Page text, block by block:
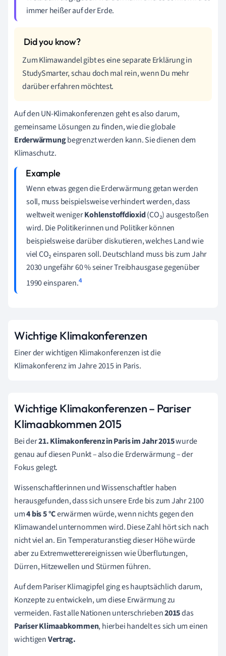
immer heißer auf der Erde.
Zum Klimawandel gibt es eine separate Erklärung in
StudySmarter, schau doch mal rein, wenn Du mehr
darüber erfahren möchtest.
Auf den UN-Klimakonferenzen geht es also darum,
gemeinsame Lösungen zu finden, wie die globale
Erderwärmungbegrenzt werden kann. Sie dienen dem
Klimaschutz.
Wenn etwas gegen die Erderwärmung getan werden
soll, muss beispielsweise verhindert werden, dass
weltweit wenigerKohlenstoffdioxid(CO₂) ausgestoßen
wird. Die Politikerinnen und Politiker können
beispielsweise darüber diskutieren, welches Land wie
viel CO₂ einsparen soll. Deutschland muss bis zum Jahr
2030 ungefähr 60 % seiner Treibhausgase gegenüber
1990 einsparen.4
Wichtige Klimakonferenzen
Einer der wichtigen Klimakonferenzen ist die
Klimakonferenz im Jahre 2015 in Paris.
Wichtige Klimakonferenzen – Pariser
Klimaabkommen 2015
Bei der21. Klimakonferenz in Paris im Jahr 2015wurde
genau auf diesen Punkt – also die Erderwärmung – der
Fokus gelegt.
Wissenschaftlerinnen und Wissenschaftler haben
herausgefunden, dass sich unsere Erde bis zum Jahr 2100
um4 bis 5 °Cerwärmen würde, wenn nichts gegen den
Klimawandel unternommen wird. Diese Zahl hört sich nach
nicht viel an. Ein Temperaturanstieg dieser Höhe würde
aber zu Extremwetterereignissen wie Überflutungen,
Dürren, Hitzewellen und Stürmen führen.
Auf dem Pariser Klimagipfel ging es hauptsächlich darum,
Konzepte zu entwickeln, um diese Erwärmung zu
vermeiden. Fast alle Nationen unterschrieben2015das
Pariser Klimaabkommen, hierbei handelt es sich um einen
wichtigenVertrag.